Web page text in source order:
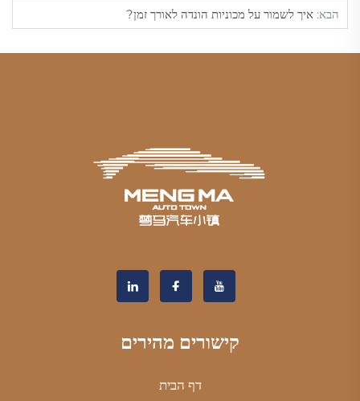
הבא: איך לשמור על מכוניות הונדה לאורך זמן?
קישורים מהירים
דף הבית